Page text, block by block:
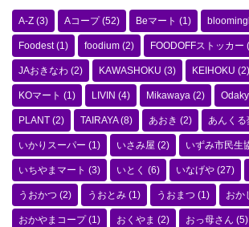
A-Z (3) Aコープ(52) Beマート (1)
Foodest(1) foodium (2) FOODOFFストッカー
JAおきなわ (2) KAWASHOKU (3) KEIHOKU (2)
KOマート (1) LIVIN (4) Mikawaya (2)
PLANT (2) TAIRAYA(8) あおき (2) あんくる
いかりスーパー (1) いさみ屋 (2) いずみ市民生
いちやまマート (3) いとく (6) いなげや (27)
うおかつ (2) うおとみ (1) うおまつ (1) おか
おかやまコープ(1) おくやま (2) おっ母さん (5)